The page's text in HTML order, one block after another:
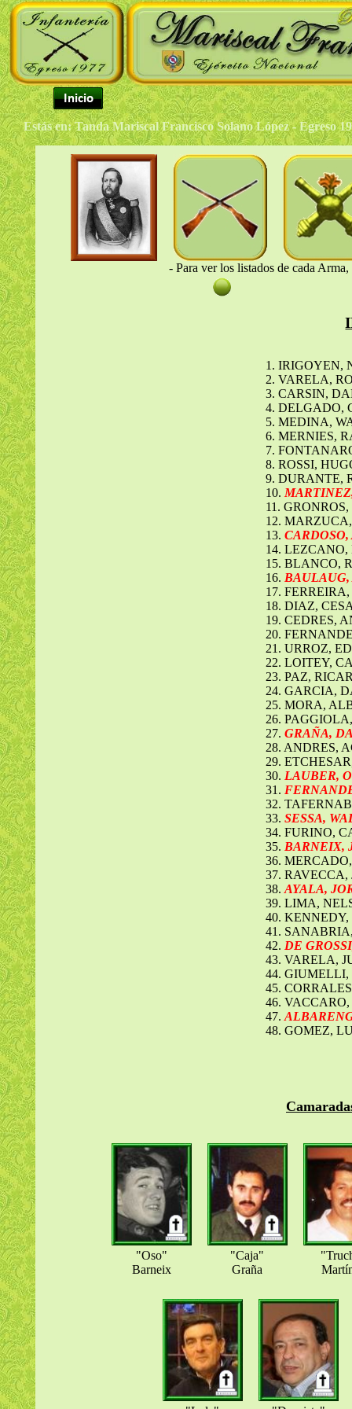
Estás en: Tanda Mariscal Francisco Solano López - Egreso
- Para ver los listados de cada
1. IRIGOYEN,
2. VARELA,
3. CARSIN,
4. DELGADO,
5. MEDINA,
6. MERNIES,
7.
8. ROSSI,
9. DURANTE,
10.
11.
12.
13.
14. LEZCANO,
15. BLANCO,
16. BAULAUG,
17. FERREIRA,
18. DIAZ,
19. CEDRES,
20.
21. URROZ,
22. LOITEY,
23. PAZ,
24. GARCIA,
25. MORA,
26.
27. GRAÑA,
28. ANDRES,
29.
30. LAUBER,
31.
32.
33. SESSA,
34. FURINO,
35. BARNEIX,
36.
37. RAVECCA,
38. AYALA,
39. LIMA,
40.
41.
42. DE
43. VARELA,
44. GIUMELLI,
45.
46.
47.
48. GOMEZ,
"Oso"
Barneix
"Caja"
Graña